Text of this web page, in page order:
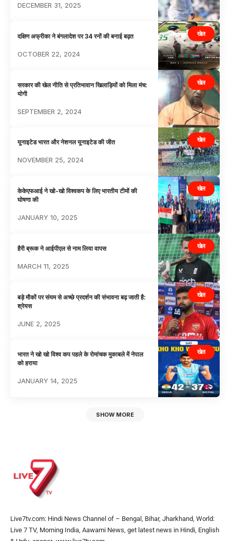
DECEMBER 31, 2025
खेल
दक्षिण अफ्रीका ने बंगलादेश पर 34 रनों की बनाई बढ़त
OCTOBER 22, 2024
खेल
सरकार की खेल नीति से प्रतिभावान खिलाड़ियों को मिला मंच:
योगी
SEPTEMBER 2, 2024
खेल
यूनाइटेड भारत और नेशनल यूनाइटेड की जीत
NOVEMBER 25, 2024
खेल
केकेएफआई ने खो-खो विश्वकप के लिए भारतीय टीमों की
घोषणा की
JANUARY 10, 2025
खेल
हैरी ब्रूक ने आईपीएल से नाम लिया वापस
MARCH 11, 2025
खेल
बड़े मौकों पर संयम से अच्छे प्रदर्शन की संभावना बढ़ जाती है:
श्रेयस
JUNE 2, 2025
खेल
भारत ने खो खो विश्व कप पहले के रोमांचक मुकाबले में नेपाल
को हराया
JANUARY 14, 2025
SHOW MORE
Live7tv.com: Hindi News Channel of – Bengal, Bihar, Jharkhand, World:
Live 7 TV, Morning India, Aawami News, get latest news in Hindi, English